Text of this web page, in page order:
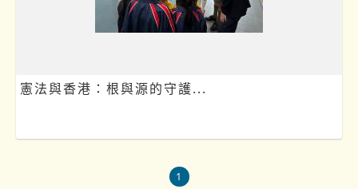
憲法與香港：根與源的守護...
1